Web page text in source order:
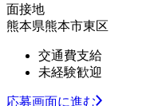
面接地
熊本県熊本市東区
交通費支給
未経験歓迎
応募画面に進む